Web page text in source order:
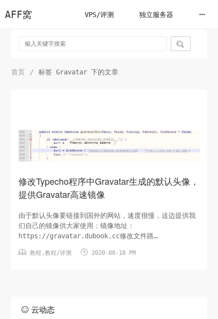
AFF窝 VPS/评测 独立服务器

首页 / 标签 Gravatar 下的文章
修改Typecho程序中Gravatar生成的默认头像，
提供Gravatar高速镜像
由于默认头像要链接到国外的网站，速度很慢，这边提供我
们自己的镜像供大家使用：镜像地址：
https://gravatar.dubook.cc修改文件路
程：修改为：修改937行内容-文字教程：$url =
 教程 ,教程/评测  2020-08-18 PM
 云动态